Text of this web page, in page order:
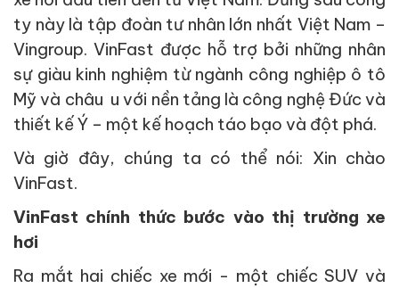
ty này là tập đoàn tư nhân lớn nhất Việt Nam –
Vingroup. VinFast được hỗ trợ bởi những nhân
sự giàu kinh nghiệm từ ngành công nghiệp ô tô
Mỹ và châu u với nền tảng là công nghệ Đức và
thiết kế Ý – một kế hoạch táo bạo và đột phá.
Và giờ đây, chúng ta có thể nói: Xin chào
VinFast.
VinFast chính thức bước vào thị trường xe
hơi
Ra mắt hai chiếc xe mới - một chiếc SUV và